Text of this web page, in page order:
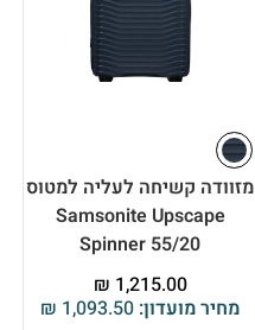
מזוודה קשיחה לעליה למטוס
Samsonite Upscape
Spinner 55/20
מחיר מועדון: ₪ 1,093.50
₪ 1,215.00